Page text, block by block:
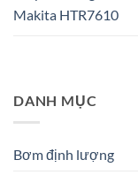
Makita HTR7610
DANH MỤC
Bơm định lượng